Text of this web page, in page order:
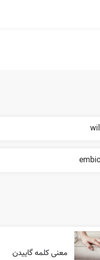
معنی کلمه گاییدن